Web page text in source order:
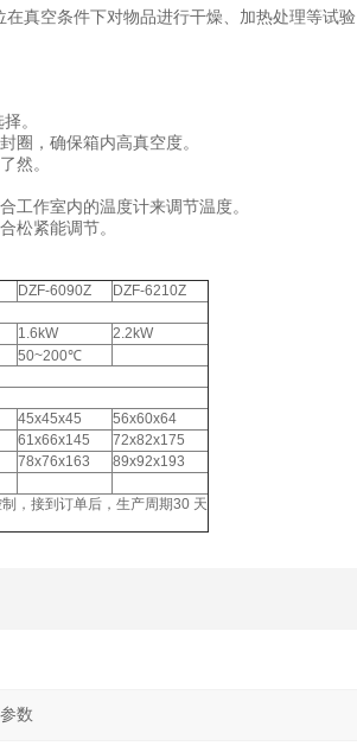
真空条件下对物品进行干燥、加热处理等试
。
圈，确保箱内高真空度。
然。
工作室内的温度计来调节温度。
松紧能调节。
DZF-6090Z
DZF-6210Z
1.6kW
2.2kW
50~200℃
45x45x45
56x60x64
61x66x145
72x82x175
78x76x163
89x92x193
，接到订单后，生产周期30 天